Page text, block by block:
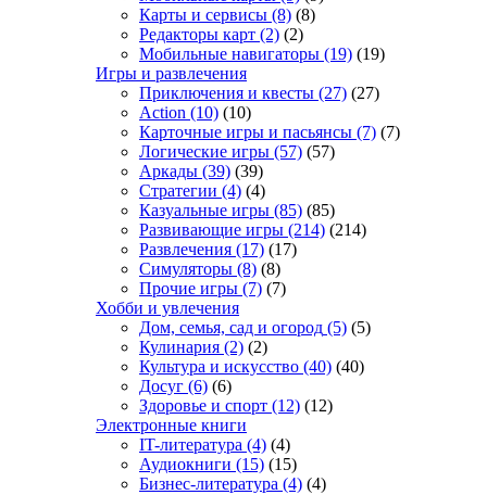
Карты и сервисы (8) (8)
Редакторы карт (2) (2)
Мобильные навигаторы (19) (19)
Игры и развлечения
Приключения и квесты (27) (27)
Action (10) (10)
Карточные игры и пасьянсы (7) (7)
Логические игры (57) (57)
Аркады (39) (39)
Стратегии (4) (4)
Казуальные игры (85) (85)
Развивающие игры (214) (214)
Развлечения (17) (17)
Симуляторы (8) (8)
Прочие игры (7) (7)
Хобби и увлечения
Дом, семья, сад и огород (5) (5)
Кулинария (2) (2)
Культура и искусство (40) (40)
Досуг (6) (6)
Здоровье и спорт (12) (12)
Электронные книги
IT-литература (4) (4)
Аудиокниги (15) (15)
Бизнес-литература (4) (4)